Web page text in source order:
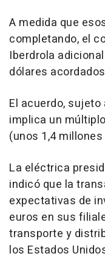
A medida que
completando, el
Iberdrola
dólares
El acuerdo,
implica un
(unos 1,4
La eléctrica
indicó que la
expectativas de
euros en sus
transporte y
los Estados